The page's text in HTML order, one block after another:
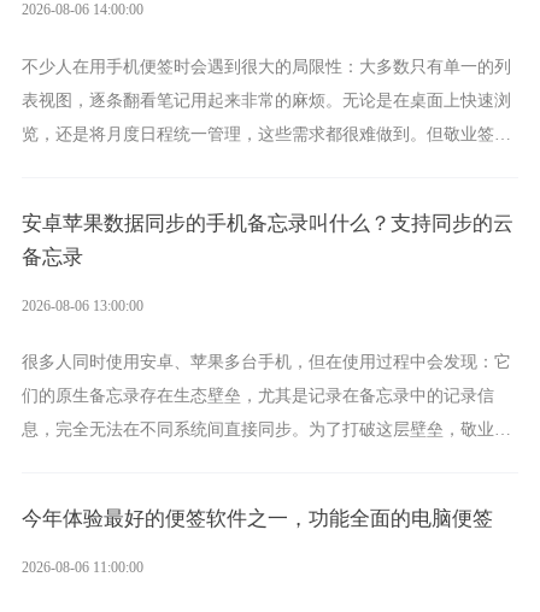
2026-08-06 14:00:00
不少人在用手机便签时会遇到很大的局限性：大多数只有单一的列
表视图，逐条翻看笔记用起来非常的麻烦。无论是在桌面上快速浏
览，还是将月度日程统一管理，这些需求都很难做到。但敬业签作
安卓苹果数据同步的手机备忘录叫什么？支持同步的云
备忘录
2026-08-06 13:00:00
很多人同时使用安卓、苹果多台手机，但在使用过程中会发现：它
们的原生备忘录存在生态壁垒，尤其是记录在备忘录中的记录信
息，完全无法在不同系统间直接同步。为了打破这层壁垒，敬业签
今年体验最好的便签软件之一，功能全面的电脑便签
2026-08-06 11:00:00